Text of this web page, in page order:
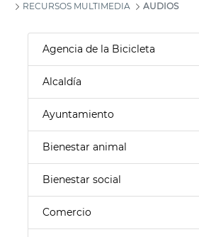
RECURSOS MULTIMEDIA
AUDIOS
Agencia de la Bicicleta
Alcaldía
Ayuntamiento
Bienestar animal
Bienestar social
Comercio